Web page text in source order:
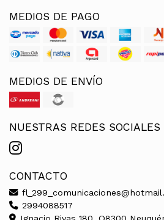
MEDIOS DE PAGO
MEDIOS DE ENVÍO
NUESTRAS REDES SOCIALES
CONTACTO
2994088517